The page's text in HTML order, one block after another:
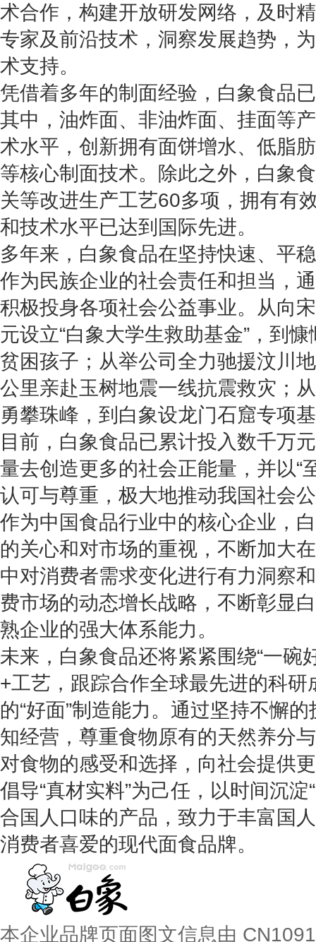
术合作，构建开放研发网络，及时
专家及前沿技术，洞察发展趋势，
术支持。
凭借着多年的制面经验，白象食品
其中，油炸面、非油炸面、挂面等
术水平，创新拥有面饼增水、低脂
等核心制面技术。除此之外，白象
关等改进生产工艺60多项，拥有有
和技术水平已达到国际先进。
多年来，白象食品在坚持快速、平
作为民族企业的社会责任和担当，
积极投身各项社会公益事业。从向
元设立“白象大学生救助基金”，到
贫困孩子；从举公司全力驰援汶川
公里亲赴玉树地震一线抗震救灾；
勇攀珠峰，到白象设龙门石窟专项
目前，白象食品已累计投入数千万
量去创造更多的社会正能量，并以“
认可与尊重，极大地推动我国社会
作为中国食品行业中的核心企业，
的关心和对市场的重视，不断加大
中对消费者需求变化进行有力洞察
费市场的动态增长战略，不断彰显
熟企业的强大体系能力。
未来，白象食品还将紧紧围绕“一碗
+工艺，跟踪合作全球最先进的科研
的“好面”制造能力。通过坚持不懈
知经营，尊重食物原有的天然养分
对食物的感受和选择，向社会提供
倡导“真材实料”为己任，以时间沉
合国人口味的产品，致力于丰富国
消费者喜爱的现代面食品牌。
本企业品牌页面图文信息由